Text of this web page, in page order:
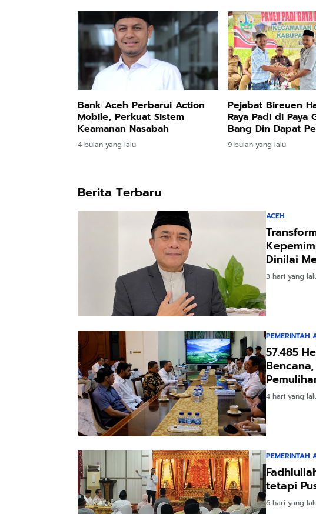
Bank Aceh Perbarui Action
Mobile, Perkuat Sistem
Keamanan Nasabah
4 bulan yang lalu
Pejabat Bireuen
Raya Padi di Paya
Bang Din Dapat
Atas Inovasi
9 bulan yang lalu
Berita Terbaru
ACEH
Dinilai
3 hari yang
PEMERINTAH
57.485
4 hari yang
PEMERINTAH
tetapi
6 hari yang